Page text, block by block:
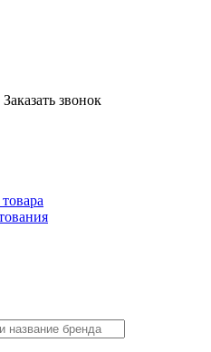
Заказать звонок